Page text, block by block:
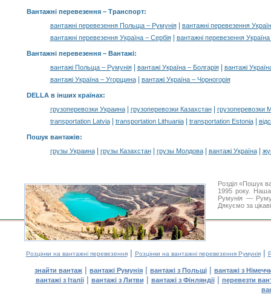
Вантажні перевезення– Транспорт:
вантажні перевезення Польща – Румунія|
вантажні перевезення
вантажні перевезення Україна – Сербія| вантажні перевезення
Вантажні перевезення – Вантажі:
вантажі Польща – Румунія| вантажі Україна – Болгарія|
вантажі
вантажі Україна – Угорщина| вантажі Україна – Чорногорія
DELLA в інших країнах:
грузоперевозки Украина| грузоперевозки Казахстан|
грузоперевозки
transportation Latvia| transportation Lithuania| transportation Estonia|
Пошук вантажів:
грузы Украина| грузы Казахстан| грузы Молдова| вантажі Україна|
Розділ «Пошук
1995 року. Наша
Румунія —
Дякуємо за
Розцінки на вантажні перевезення| Розцінки на вантажні перевезення Румунія|
знайти вантаж | вантажі Румунія | вантажі з Польщі | вантажі з
вантажі з Італії| вантажі з Литви | вантажі з Фінляндії| перевезти